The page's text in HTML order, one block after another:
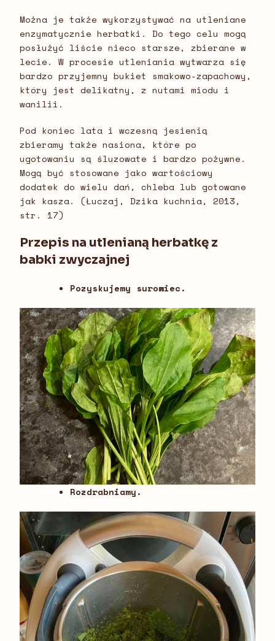
Można je także wykorzystywać na utleniane
enzymatycznie herbatki. Do tego celu mogą
posłużyć liście nieco starsze, zbierane w
lecie. W procesie utleniania wytwarza się
bardzo przyjemny bukiet smakowo-zapachowy,
który jest delikatny, z nutami miodu i
wanilii.
Pod koniec lata i wczesną jesienią
zbieramy także nasiona, które po
ugotowaniu są śluzowate i bardzo pożywne.
Mogą być stosowane jako wartościowy
dodatek do wielu dań, chleba lub gotowane
jak kasza. (Łuczaj, Dzika kuchnia, 2013,
str. 17)
Przepis na utlenianą herbatkę z
babki zwyczajnej
Pozyskujemy surowiec.
Rozdrabniamy.